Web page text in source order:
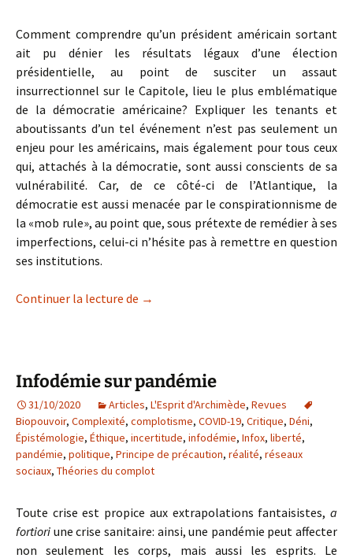
Comment comprendre qu’un président américain sortant
ait pu dénier les résultats légaux d’une élection
présidentielle, au point de susciter un assaut
insurrectionnel sur le Capitole, lieu le plus emblématique
de la démocratie américaine? Expliquer les tenants et
aboutissants d’un tel événement n’est pas seulement un
enjeu pour les américains, mais également pour tous ceux
qui, attachés à la démocratie, sont aussi conscients de sa
vulnérabilité. Car, de ce côté-ci de l’Atlantique, la
démocratie est aussi menacée par le conspirationnisme de
la «mob rule», au point que, sous prétexte de remédier à ses
imperfections, celui-ci n’hésite pas à remettre en question
ses institutions.
Continuer la lecture de Fragile démocratie
→
Infodémie sur pandémie
31/10/2020 Articles, L'Esprit d'Archimède, Revues
Biopouvoir, Complexité, complotisme, COVID-19, Critique, Déni,
Épistémologie, Éthique, incertitude, infodémie, Infox, liberté,
pandémie, politique, Principe de précaution, réalité, réseaux
sociaux, Théories du complot
Toute crise est propice aux extrapolations fantaisistes, a
fortiori une crise sanitaire: ainsi, une pandémie peut affecter
non seulement les corps, mais aussi les esprits. Le